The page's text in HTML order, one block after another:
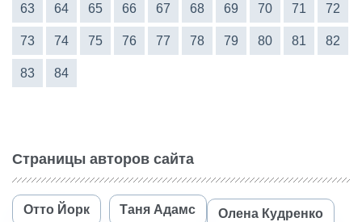
63 64 65 66 67 68 69 70 71 72
73 74 75 76 77 78 79 80 81 82
83 84
Страницы авторов сайта
Отто Йорк Таня Адамс Олена Кудренко